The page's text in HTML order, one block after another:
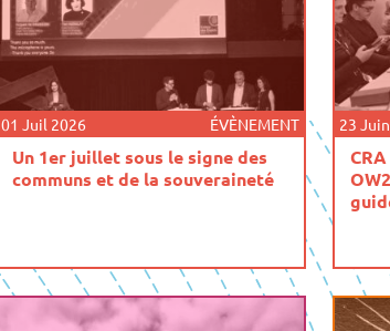
01 Juil 2026 ÉVÈNEMENT
Un 1er juillet sous le signe des
communs et de la souveraineté
23